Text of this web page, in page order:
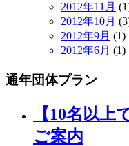
2012年11月
2012年10月
2012年9月 (1)
2012年6月 (1)
通年団体プラン
【10名以
ご案内